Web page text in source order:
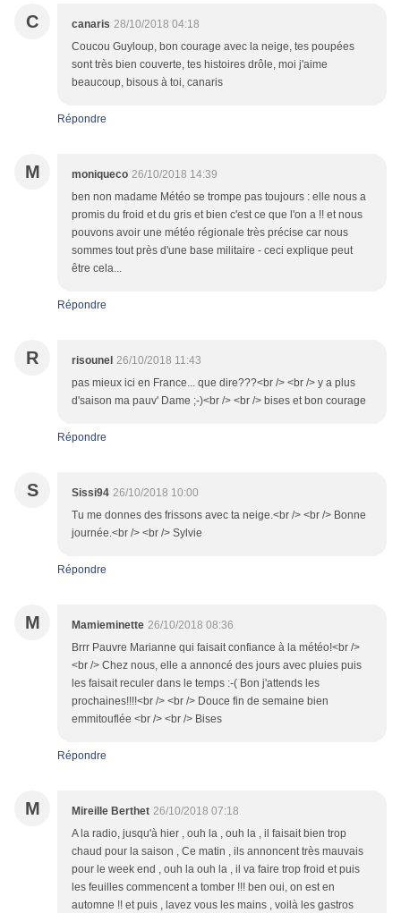
C canaris 28/10/2018 04:18
Coucou Guyloup, bon courage avec la neige, tes poupées
sont très bien couverte, tes histoires drôle, moi j'aime
beaucoup, bisous à toi, canaris
Répondre
M moniqueco 26/10/2018 14:39
ben non madame Météo se trompe pas toujours : elle nous a
promis du froid et du gris et bien c'est ce que l'on a !! et nous
pouvons avoir une météo régionale très précise car nous
sommes tout près d'une base militaire - ceci explique peut
être cela...
Répondre
R risounel 26/10/2018 11:43
pas mieux ici en France... que dire???<br /> <br /> y a plus
d'saison ma pauv' Dame ;-)<br /> <br /> bises et bon courage
Répondre
S Sissi94 26/10/2018 10:00
Tu me donnes des frissons avec ta neige.<br /> <br /> Bonne
journée.<br /> <br /> Sylvie
Répondre
M Mamieminette 26/10/2018 08:36
Brrr Pauvre Marianne qui faisait confiance à la météo!<br />
<br /> Chez nous, elle a annoncé des jours avec pluies puis
les faisait reculer dans le temps :-( Bon j'attends les
prochaines!!!!<br /> <br /> Douce fin de semaine bien
emmitouflée <br /> <br /> Bises
Répondre
M Mireille Berthet 26/10/2018 07:18
A la radio, jusqu'à hier , ouh la , ouh la , il faisait bien trop
chaud pour la saison , Ce matin , ils annoncent très mauvais
pour le week end , ouh la ouh la , il va faire trop froid et puis
les feuilles commencent a tomber !!! ben oui, on est en
automne !! et puis , lavez vous les mains , voilà les gastros